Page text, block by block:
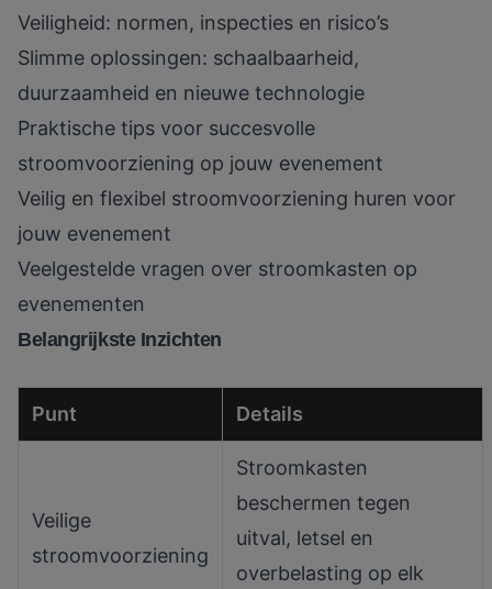
Veiligheid: normen, inspecties en risico’s
Slimme oplossingen: schaalbaarheid,
duurzaamheid en nieuwe technologie
Praktische tips voor succesvolle
stroomvoorziening op jouw evenement
Veilig en flexibel stroomvoorziening huren voor
jouw evenement
Veelgestelde vragen over stroomkasten op
evenementen
Belangrijkste Inzichten
Punt Details
Veilige
stroomvoorziening
Stroomkasten
beschermen tegen
uitval, letsel en
overbelasting op elk